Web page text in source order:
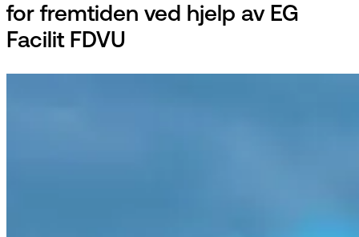
for fremtiden ved hjelp av EG
Facilit FDVU